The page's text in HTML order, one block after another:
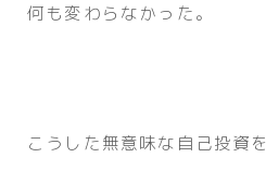
何も変わらなかった。
こうした無意味な自己投資を